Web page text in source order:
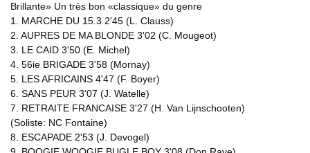
Brillante» Un très bon «classique» du genre
1. MARCHE DU 15.3 2'45 (L. Clauss)
2. AUPRES DE MA BLONDE 3'02 (C. Mougeot)
3. LE CAID 3'50 (E. Michel)
4. 56ie BRIGADE 3'58 (Mornay)
5. LES AFRICAINS 4'47 (F. Boyer)
6. SANS PEUR 3'07 (J. Watelle)
7. RETRAITE FRANCAISE 3'27 (H. Van Lijnschooten)
(Soliste: NC Fontaine)
8. ESCAPADE 2'53 (J. Devogel)